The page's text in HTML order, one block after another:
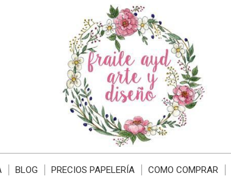
BLOG PRECIOS PAPELERÍA COMO COMPRAR